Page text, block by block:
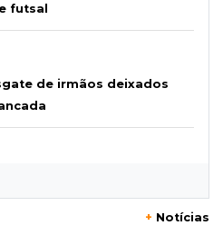
futsal
de irmãos deixados
bomba
+ Notícias